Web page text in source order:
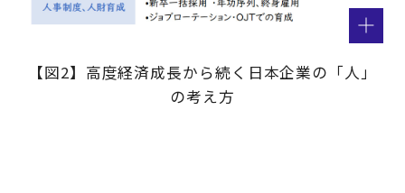
【図2】高度経済成長から続く日本企業の「人」
の考え方